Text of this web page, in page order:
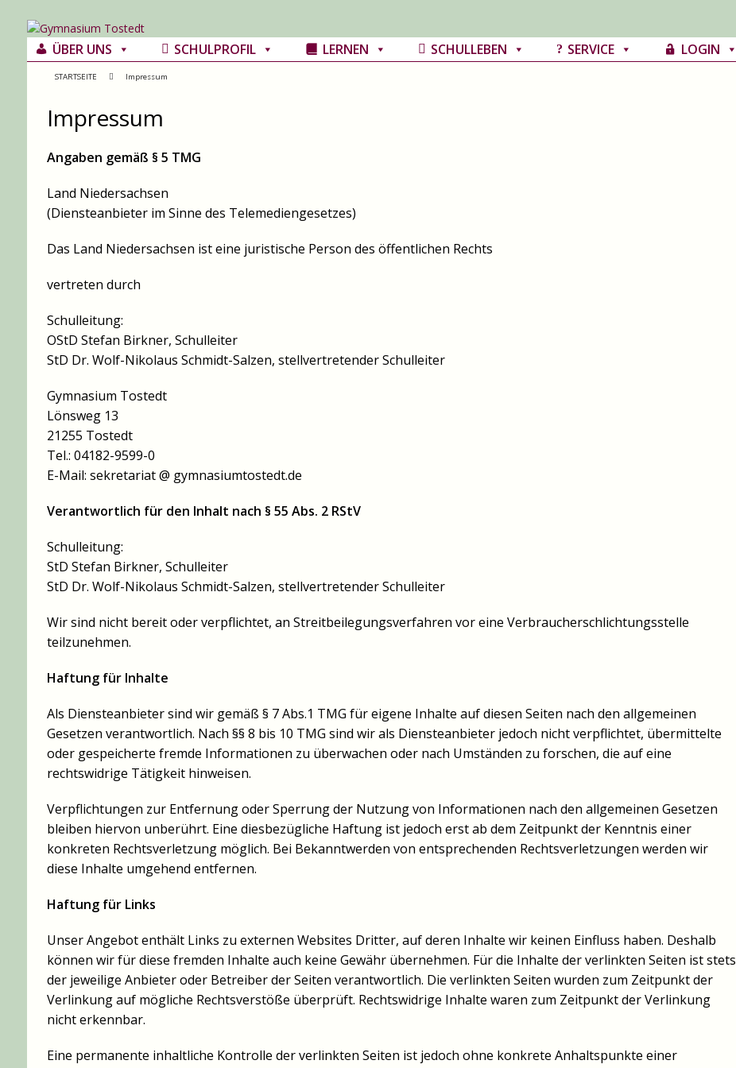
ÜBER UNS SCHULPROFIL LERNEN SCHULLEBEN SERVICE LOGIN
STARTSEITE Impressum
Impressum
Angaben gemäß § 5 TMG
Land Niedersachsen
(Diensteanbieter im Sinne des Telemediengesetzes)
Das Land Niedersachsen ist eine juristische Person des öffentlichen Rechts
vertreten durch
Schulleitung:
OStD Stefan Birkner, Schulleiter
StD Dr. Wolf-Nikolaus Schmidt-Salzen, stellvertretender Schulleiter
Gymnasium Tostedt
Lönsweg 13
21255 Tostedt
Tel.: 04182-9599-0
E-Mail: sekretariat @ gymnasiumtostedt.de
Verantwortlich für den Inhalt nach § 55 Abs. 2 RStV
Schulleitung:
StD Stefan Birkner, Schulleiter
StD Dr. Wolf-Nikolaus Schmidt-Salzen, stellvertretender Schulleiter
Wir sind nicht bereit oder verpflichtet, an Streitbeilegungsverfahren vor eine Verbraucherschlichtungsstelle
teilzunehmen.
Haftung für Inhalte
Als Diensteanbieter sind wir gemäß § 7 Abs.1 TMG für eigene Inhalte auf diesen Seiten nach den allgemeinen
Gesetzen verantwortlich. Nach §§ 8 bis 10 TMG sind wir als Diensteanbieter jedoch nicht verpflichtet, übermittelte
oder gespeicherte fremde Informationen zu überwachen oder nach Umständen zu forschen, die auf eine
rechtswidrige Tätigkeit hinweisen.
Verpflichtungen zur Entfernung oder Sperrung der Nutzung von Informationen nach den allgemeinen Gesetzen
bleiben hiervon unberührt. Eine diesbezügliche Haftung ist jedoch erst ab dem Zeitpunkt der Kenntnis einer
konkreten Rechtsverletzung möglich. Bei Bekanntwerden von entsprechenden Rechtsverletzungen werden wir
diese Inhalte umgehend entfernen.
Haftung für Links
Unser Angebot enthält Links zu externen Websites Dritter, auf deren Inhalte wir keinen Einfluss haben. Deshalb
können wir für diese fremden Inhalte auch keine Gewähr übernehmen. Für die Inhalte der verlinkten Seiten ist stets
der jeweilige Anbieter oder Betreiber der Seiten verantwortlich. Die verlinkten Seiten wurden zum Zeitpunkt der
Verlinkung auf mögliche Rechtsverstöße überprüft. Rechtswidrige Inhalte waren zum Zeitpunkt der Verlinkung
nicht erkennbar.
Eine permanente inhaltliche Kontrolle der verlinkten Seiten ist jedoch ohne konkrete Anhaltspunkte einer